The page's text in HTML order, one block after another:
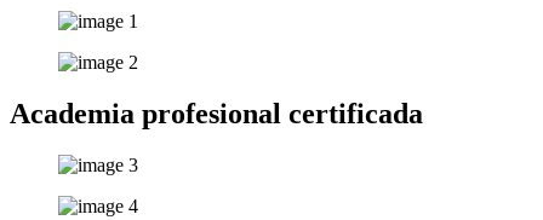
Academia profesional certificada